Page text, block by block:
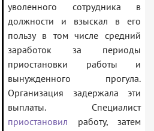
уволенного сотрудника в
должности и взыскал в его
пользу в том числе средний
заработок за периоды
приостановки работы и
вынужденного прогула.
Организация задержала эти
выплаты. Специалист
приостановил работу, затем